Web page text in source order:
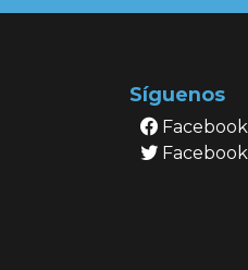
Síguenos
Facebook
Facebook